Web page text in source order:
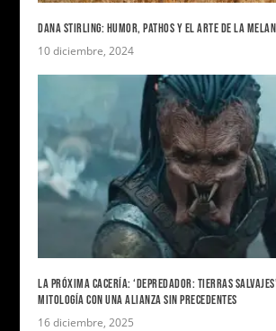
DANA STIRLING: HUMOR, PATHOS Y EL ARTE DE LA
10 diciembre, 2024
LA PRÓXIMA CACERÍA: ‘DEPREDADOR: TIERRAS
MITOLOGÍA CON UNA ALIANZA SIN PRECEDENTES
16 diciembre, 2025